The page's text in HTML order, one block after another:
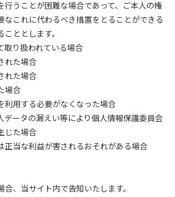
行うことが困難な場合であって、ご本人の権
なこれに代わるべき措置をとることができる
ととします。
り扱われている場合
れた場合
れた場合
場合
用する必要がなくなった場合
ータの漏えい等により個人情報保護委員会
じた場合
当な利益が害されるおそれがある場合
、当サイト内で告知いたします。